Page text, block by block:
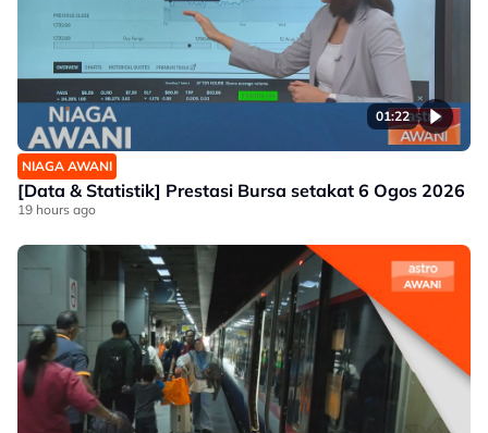
01:22
NIAGA AWANI
[Data & Statistik] Prestasi Bursa setakat 6 Ogos 2026
19 hours ago